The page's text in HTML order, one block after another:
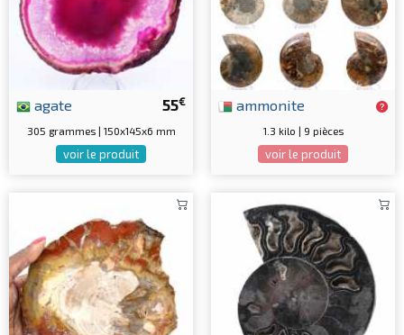
55€
agate
305 grammes | 150x145x6 mm
voir le produit
ammonite
1.3 kilo | 9 pièces
voir le produit